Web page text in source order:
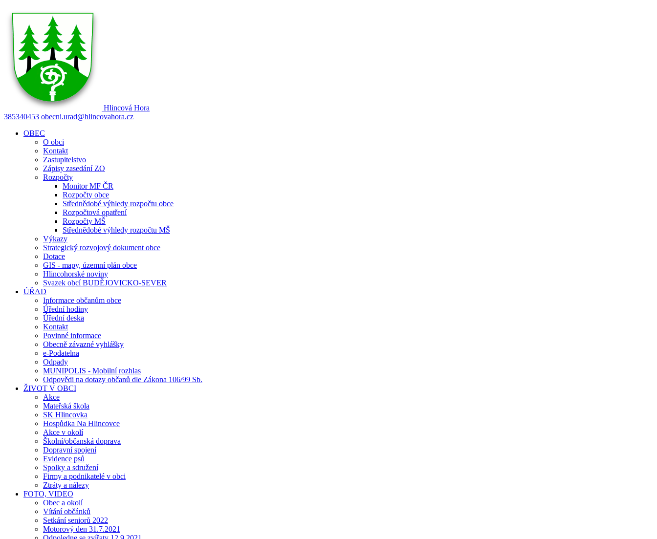
Hlincová Hora
385340453 obecni.urad@hlincovahora.cz
OBEC
O obci
Kontakt
Zastupitelstvo
Zápisy zasedání ZO
Rozpočty
Monitor MF ČR
Rozpočty obce
Střednědobé výhledy rozpočtu obce
Rozpočtová opatření
Rozpočty MŠ
Střednědobé výhledy rozpočtu MŠ
Výkazy
Strategický rozvojový dokument obce
Dotace
GIS - mapy, územní plán obce
Hlincohorské noviny
Svazek obcí BUDĚJOVICKO-SEVER
ÚŘAD
Informace občanům obce
Úřední hodiny
Úřední deska
Kontakt
Povinné informace
Obecně závazné vyhlášky
e-Podatelna
Odpady
MUNIPOLIS - Mobilní rozhlas
Odpovědi na dotazy občanů dle Zákona 106/99 Sb.
ŽIVOT V OBCI
Akce
Mateřská škola
SK Hlincovka
Hospůdka Na Hlincovce
Akce v okolí
Školní/občanská doprava
Dopravní spojení
Evidence psů
Spolky a sdružení
Firmy a podnikatelé v obci
Ztráty a nálezy
FOTO, VIDEO
Obec a okolí
Vítání občánků
Setkání seniorů 2022
Motorový den 31.7.2021